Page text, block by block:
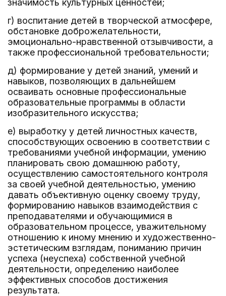
значимость культурных ценностей;
г) воспитание детей в творческой атмосфере,
обстановке доброжелательности,
эмоционально-нравственной отзывчивости, а
также профессиональной требовательности;
д) формирование у детей знаний, умений и
навыков, позволяющих в дальнейшем
осваивать основные профессиональные
образовательные программы в области
изобразительного искусства;
е) выработку у детей личностных качеств,
способствующих освоению в соответствии с
требованиями учебной информации, умению
планировать свою домашнюю работу,
осуществлению самостоятельного контроля
за своей учебной деятельностью, умению
давать объективную оценку своему труду,
формированию навыков взаимодействия с
преподавателями и обучающимися в
образовательном процессе, уважительному
отношению к иному мнению и художественно-
эстетическим взглядам, пониманию причин
успеха (неуспеха) собственной учебной
деятельности, определению наиболее
эффективных способов достижения
результата.